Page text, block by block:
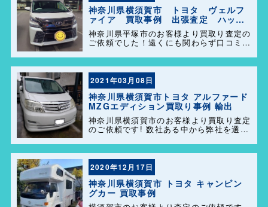
神奈川県横須賀市 トヨタ ヴェルフ
ァイア 買取事例 出張査定 ハッピ
ーカーズ港南店！
神奈川県平塚市のお客様より買取り査定の
ご依頼でした！遠くにも関わらず口コミを
す！困った事があれば気軽にご相談して下
さい(^o^)／
2021年03月08日
神奈川県横須賀市トヨタ アルファード
MZGエディション買取り事例 輸出
神奈川県横須賀市のお客様より買取り査定
のご依頼です! 数社ある中から弊社を選ん
発で決めてくださりました。 ずっと大切
に乗られてきたアルファード。大切に輸出
販売させていただきました […]
2020年12月17日
神奈川県横須賀市 トヨタ キャンピン
グカー 買取事例